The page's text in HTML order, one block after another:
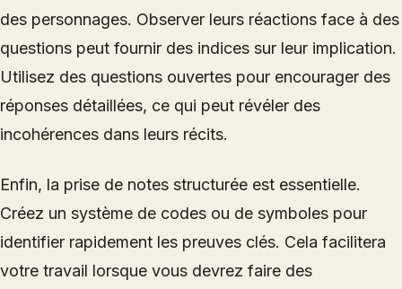
des personnages. Observer leurs réactions face à des
questions peut fournir des indices sur leur implication.
Utilisez des questions ouvertes pour encourager des
réponses détaillées, ce qui peut révéler des
incohérences dans leurs récits.
Enfin, la prise de notes structurée est essentielle.
Créez un système de codes ou de symboles pour
identifier rapidement les preuves clés. Cela facilitera
votre travail lorsque vous devrez faire des